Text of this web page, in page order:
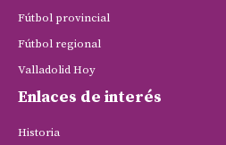
Fútbol provincial
Fútbol regional
Valladolid Hoy
Enlaces de interés
Historia